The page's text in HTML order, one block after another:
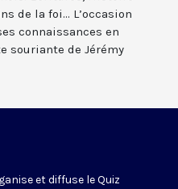
de la foi... L’occasion
connaissances en
souriante de Jérémy
et diffuse le Quiz